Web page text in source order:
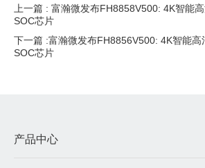
上一篇 : 富瀚微发布FH8858V500: 4K智能
SOC芯片
下一篇 :富瀚微发布FH8856V500: 4K智能高
SOC芯片
产品中心